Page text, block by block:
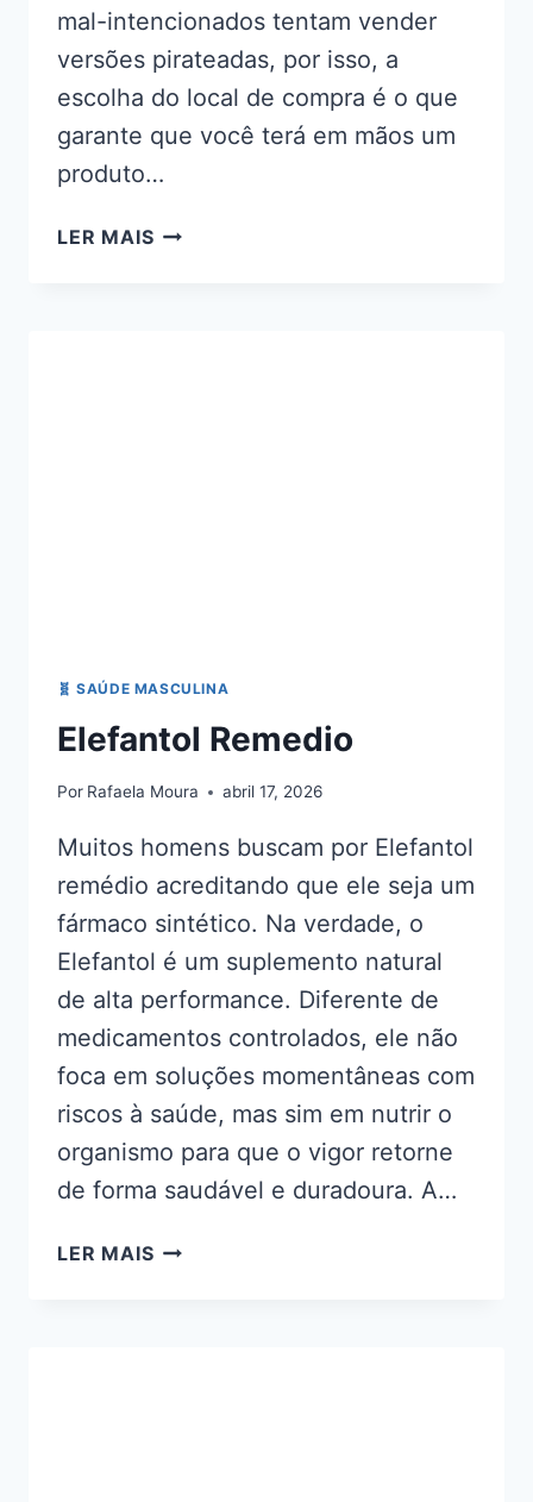
mal-intencionados tentam vender
versões pirateadas, por isso, a
escolha do local de compra é o que
garante que você terá em mãos um
produto…
LER MAISCOMPRAR
🧬 SAÚDE MASCULINA
Elefantol Remedio
Por Rafaela Moura abril 17, 2026
Muitos homens buscam por Elefantol
remédio acreditando que ele seja um
fármaco sintético. Na verdade, o
Elefantol é um suplemento natural
de alta performance. Diferente de
medicamentos controlados, ele não
foca em soluções momentâneas com
riscos à saúde, mas sim em nutrir o
organismo para que o vigor retorne
de forma saudável e duradoura. A…
LER MAISELEFANTOL